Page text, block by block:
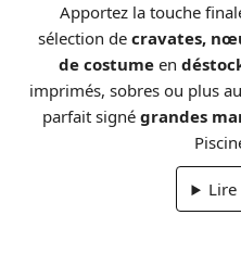
Apportez la touche
sélection de cravates,
de costumeen
imprimés, sobres ou plus
parfait signé grandes